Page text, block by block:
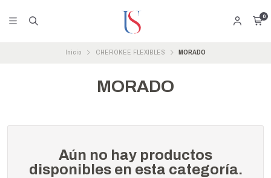
0
Inicio CHEROKEE FLEXIBLES MORADO
MORADO
Aún no hay productos
disponibles en esta categoría.